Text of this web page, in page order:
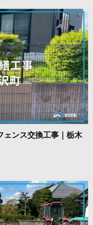
ェンス交換工事｜栃木